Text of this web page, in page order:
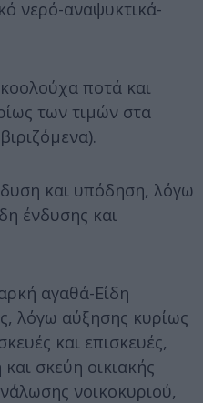
νερό-αναψυκτικά-
ποτά και
των τιμών στα
και υπόδηση, λόγω
ένδυσης και
αγαθά-Είδη
λόγω αύξησης κυρίως
και επισκευές,
σκεύη οικιακής
νοικοκυριού,